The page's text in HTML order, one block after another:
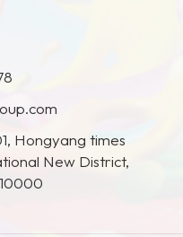
anderen
Hongyang times
New District,